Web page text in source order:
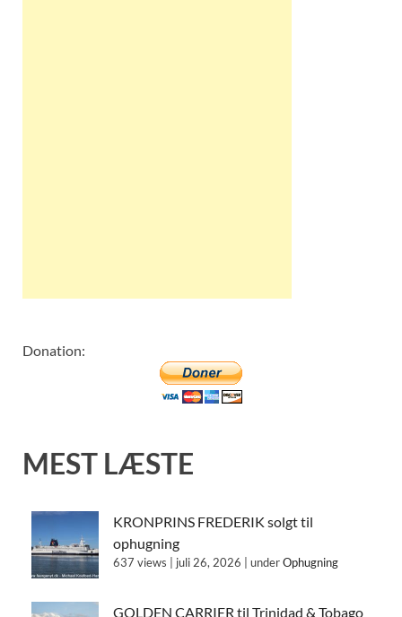
Donation:
MEST LÆSTE
KRONPRINS FREDERIK solgt til
ophugning
637 views juli 26, 2026 underOphugning
GOLDEN CARRIER til Trinidad & Tobago